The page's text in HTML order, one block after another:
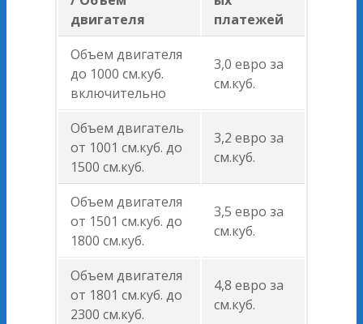
двигателя
платежей
Объем двигателя
до 1000 см.куб.
включительно
3,0 евро за
см.куб.
Объем двигатель
от 1001 см.куб. до
1500 см.куб.
3,2 евро за
см.куб.
Объем двигателя
от 1501 см.куб. до
1800 см.куб.
3,5 евро за
см.куб.
Объем двигателя
от 1801 см.куб. до
2300 см.куб.
4,8 евро за
см.куб.